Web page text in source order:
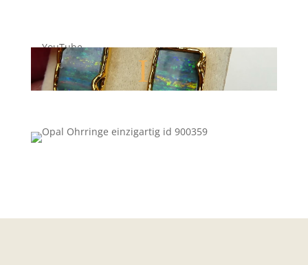
Mit dem Laden des Videos akzeptieren Sie die Datenschutzerklärung von YouTube.
Mehr erfahren
Video laden
YouTube immer entsperren